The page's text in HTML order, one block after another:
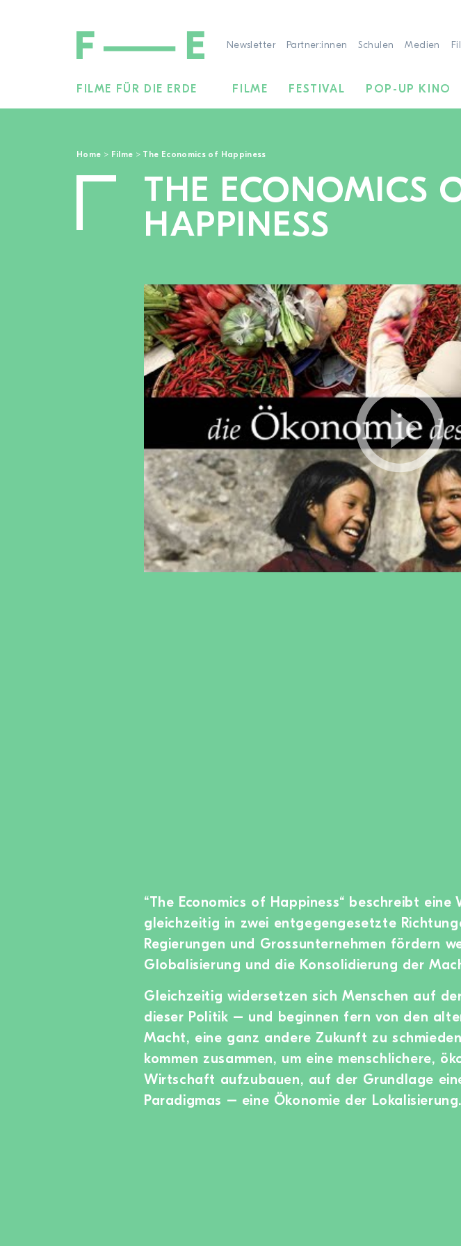
Newsletter Partner:innen Schulen Medien
FILME FÜR DIE ERDE FILME FESTIVAL POP-UP KINO
Home > Filme > The Economics of Happiness
THE ECONOMICS
HAPPINESS
“The Economics of Happiness“ beschreibt eine
gleichzeitig in zwei entgegengesetzte
Regierungen und Grossunternehmen fördern
Globalisierung und die Konsolidierung der
Gleichzeitig widersetzen sich Menschen auf
dieser Politik – und beginnen fern von den
Macht, eine ganz andere Zukunft zu
kommen zusammen, um eine menschlichere,
Wirtschaft aufzubauen, auf der Grundlage
Paradigmas – eine Ökonomie der Lokalisierung.